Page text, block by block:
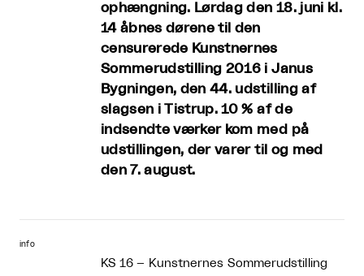
ophængning. Lørdag den 18. juni kl.
14 åbnes dørene til den
censurerede Kunstnernes
Sommerudstilling 2016 i Janus
Bygningen, den 44. udstilling af
slagsen i Tistrup. 10 % af de
indsendte værker kom med på
udstillingen, der varer til og med
den 7. august.
info
KS 16 – Kunstnernes Sommerudstilling